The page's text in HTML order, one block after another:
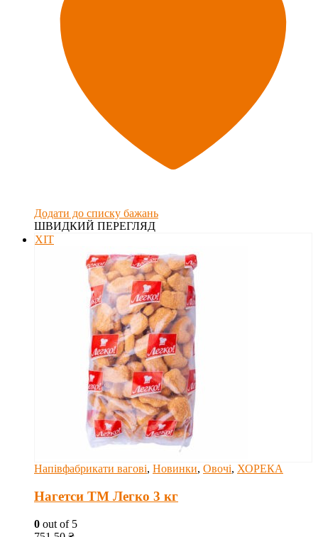
Додати до списку бажань
ШВИДКИЙ ПЕРЕГЛЯД
ХІТ
Напівфабрикати вагові, Новинки, Овочі, ХОРЕКА
Нагетси ТМ Легко 3 кг
0 out of 5